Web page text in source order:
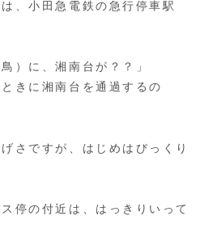
、小田急電鉄の急行停車駅
）に、湘南台が？？」
きに湘南台を通過するの
さですが、はじめはびっくり
停の付近は、はっきりいって